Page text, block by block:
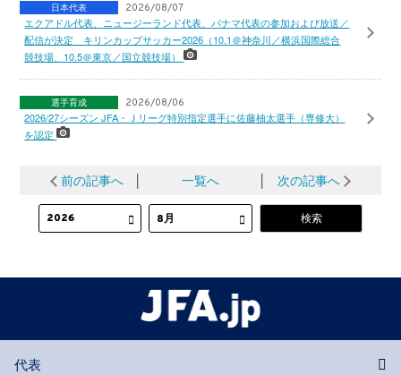
日本代表 2026/08/07
エクアドル代表、ニュージーランド代表、パナマ代表の参加および放送／
配信が決定 キリンカップサッカー2026（10.1＠神奈川／横浜国際総合
競技場、10.5＠東京／国立競技場）
選手育成 2026/08/06
2026/27シーズン JFA・Ｊリーグ特別指定選手に佐藤柚太選手（専修大）
を認定
前の記事へ 一覧へ 次の記事へ
代表